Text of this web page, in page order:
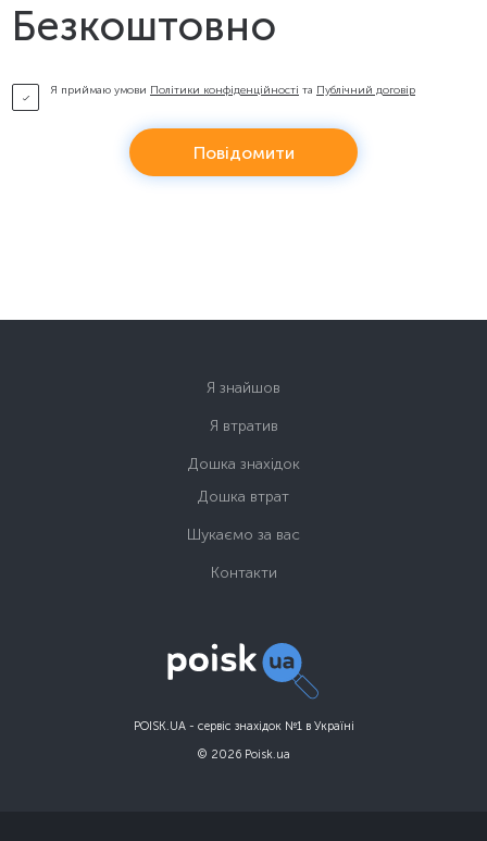
Безкоштовно
Я приймаю умови Політики конфіденційності та Публічний договір
Повідомити
POISK.UA - сервіс знахідок №1 в Україні
© 2026 Poisk.ua
Я знайшов
Я втратив
Дошка знахідок
Дошка втрат
Шукаємо за вас
Контакти